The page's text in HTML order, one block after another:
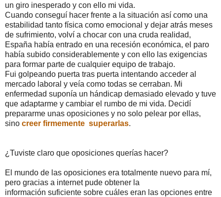
un giro inesperado y con ello mi vida.
Cuando conseguí hacer frente a la situación así como una
estabilidad tanto física como emocional y dejar atrás meses
de sufrimiento, volví a chocar con una cruda realidad,
España había entrado en una recesión económica, el paro
había subido considerablemente y con ello las exigencias
para formar parte de cualquier equipo de trabajo.
Fui golpeando puerta tras puerta intentando acceder al
mercado laboral y veía como todas se cerraban. Mi
enfermedad suponía un hándicap demasiado elevado y tuve
que adaptarme y cambiar el rumbo de mi vida. Decidí
prepararme unas oposiciones y no solo pelear por ellas,
sino creer firmemente superarlas.
¿Tuviste claro que oposiciones querías hacer?
El mundo de las oposiciones era totalmente nuevo para mí,
pero gracias a internet pude obtener la
información suficiente sobre cuáles eran las opciones entre